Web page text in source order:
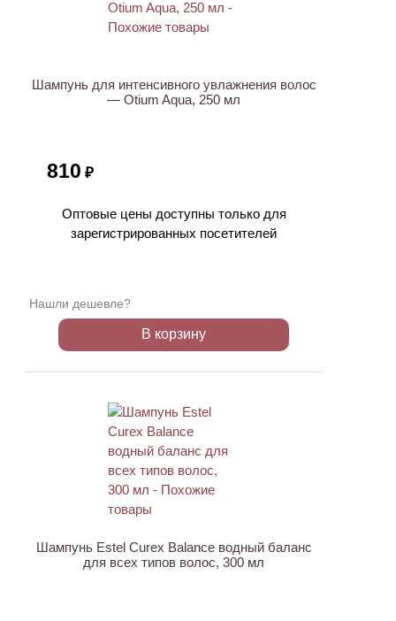
Шампунь для интенсивного увлажнения волос
— Otium Aqua, 250 мл
810 ₽
Оптовые цены доступны только для
зарегистрированных посетителей
Нашли дешевле?
В корзину
Шампунь Estel Curex Balance водный баланс
для всех типов волос, 300 мл